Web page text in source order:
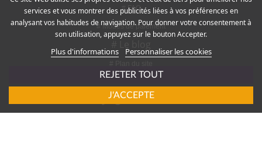
# FAQ
# Modes de paiement
Rejoignez-nous !
services et vous montrer des publicités liées à vos préférences en
analysant vos habitudes de navigation. Pour donner votre consentement à
son utilisation, appuyez sur le bouton Accepter.
Plus d'informations Personnaliser les cookies
REJETER TOUT
J'ACCEPTE